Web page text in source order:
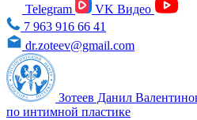
Telegram
VK Видео
7 963 916 66 41
dr.zoteev@gmail.com
Зотеев Данил
по интимной пластике